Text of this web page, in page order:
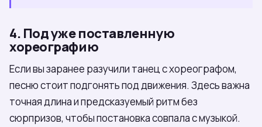
4. Под уже поставленную
хореографию
Если вы заранее разучили танец с хореографом,
песню стоит подгонять под движения. Здесь важна
точная длина и предсказуемый ритм без
сюрпризов, чтобы постановка совпала с музыкой.